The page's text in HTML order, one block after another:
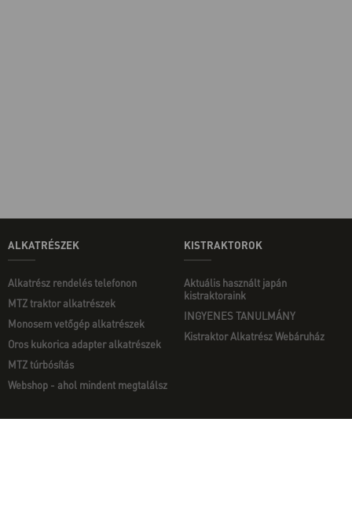
ALKATRÉSZEK
Alkatrész rendelés telefonon
MTZ traktor alkatrészek
Monosem vetőgép alkatrészek
Oros kukorica adapter alkatrészek
MTZ túrbósítás
Webshop - ahol mindent megtalálsz
KISTRAKTOROK
Aktuális használt japán
kistraktoraink
INGYENES TANULMÁNY
Kistraktor Alkatrész Webáruház